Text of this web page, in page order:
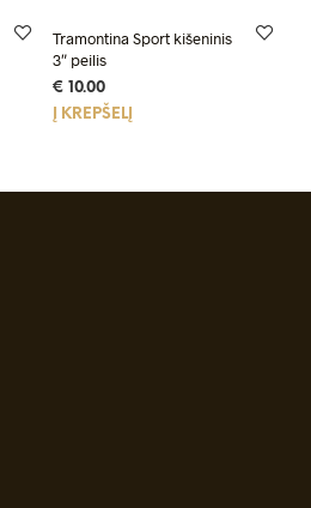
Tramontina Sport kišeninis
3″ peilis
€ 10.00
Į KREPŠELĮ